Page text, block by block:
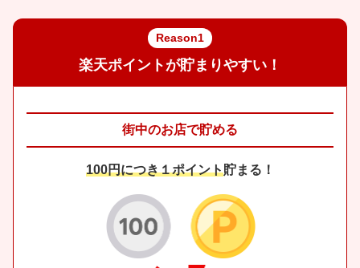
Reason1
楽天ポイントが貯まりやすい！
街中のお店で貯める
100円につき１ポイント貯まる！